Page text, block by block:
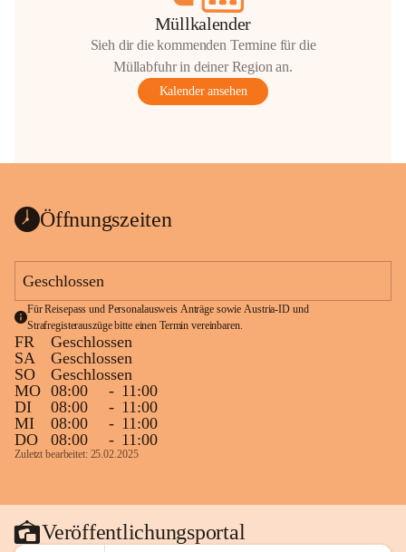
Müllkalender
Sieh dir die kommenden Termine für die
Müllabfuhr in deiner Region an.
Kalender ansehen
Öffnungszeiten
Geschlossen
Für Reisepass und Personalausweis Anträge sowie Austria-ID und
Strafregisterauszüge bitte einen Termin vereinbaren.
FR
Geschlossen
SA
Geschlossen
SO
Geschlossen
MO 08:00 - 11:00
DI
08:00 - 11:00
MI
08:00 - 11:00
DO
08:00 - 11:00
Zuletzt bearbeitet: 25.02.2025
Veröffentlichungsportal